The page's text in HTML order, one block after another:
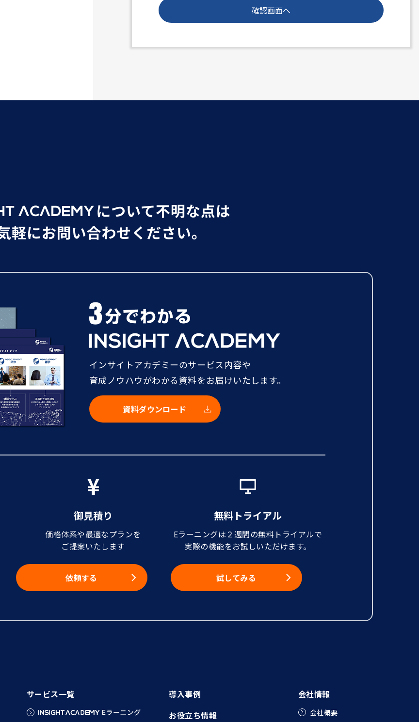
インサイトアカデミーのサービス内容や
育成ノウハウがわかる資料をお届けいたします。
資料ダウンロード
御見積り
価格体系や最適なプランを
ご提案いたします
依頼する
無料トライアル
Eラーニングは２週間の無料トライアルで
実際の機能をお試しいただけます。
試してみる
サービス一覧
導入事例
お役立ち情報
会社情報
会社概要